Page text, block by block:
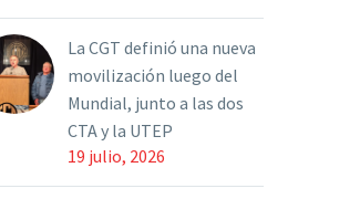
La CGT definió una nueva
movilización luego del
Mundial, junto a las dos
CTA y la UTEP
19 julio, 2026